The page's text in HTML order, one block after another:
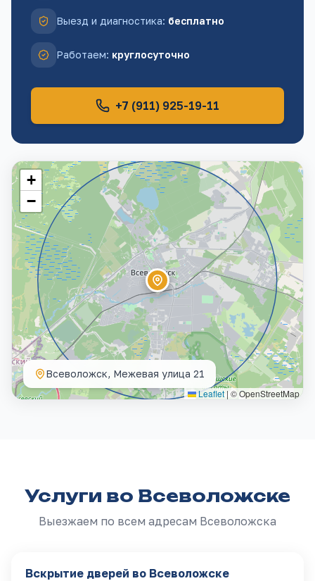
Выезд и диагностика: бесплатно
Работаем: круглосуточно
+7 (911) 925-19-11
+
−
Leaflet | © OpenStreetMap
Всеволожск, Межевая улица 21
Услуги во Всеволожске
Выезжаем по всем адресам Всеволожска
Вскрытие дверей во Всеволожске